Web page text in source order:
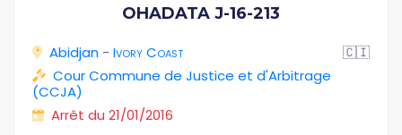
OHADATA J-16-213
Abidjan - Ivory Coast
🇨🇮
Cour Commune de Justice et d'Arbitrage
(CCJA)
Arrêt du 21/01/2016